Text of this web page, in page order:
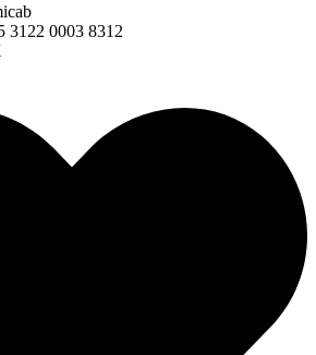
3122 0003 8312